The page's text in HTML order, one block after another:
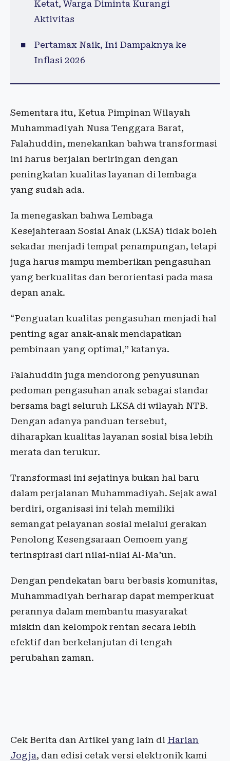
Ketat, Warga Diminta Kurangi
Aktivitas
Pertamax Naik, Ini Dampaknya ke
Inflasi 2026
Sementara itu, Ketua Pimpinan Wilayah
Muhammadiyah Nusa Tenggara Barat,
Falahuddin, menekankan bahwa transformasi
ini harus berjalan beriringan dengan
peningkatan kualitas layanan di lembaga
yang sudah ada.
Ia menegaskan bahwa Lembaga
Kesejahteraan Sosial Anak (LKSA) tidak boleh
sekadar menjadi tempat penampungan, tetapi
juga harus mampu memberikan pengasuhan
yang berkualitas dan berorientasi pada masa
depan anak.
“Penguatan kualitas pengasuhan menjadi hal
penting agar anak-anak mendapatkan
pembinaan yang optimal,” katanya.
Falahuddin juga mendorong penyusunan
pedoman pengasuhan anak sebagai standar
bersama bagi seluruh LKSA di wilayah NTB.
Dengan adanya panduan tersebut,
diharapkan kualitas layanan sosial bisa lebih
merata dan terukur.
Transformasi ini sejatinya bukan hal baru
dalam perjalanan Muhammadiyah. Sejak awal
berdiri, organisasi ini telah memiliki
semangat pelayanan sosial melalui gerakan
Penolong Kesengsaraan Oemoem yang
terinspirasi dari nilai-nilai Al-Ma’un.
Dengan pendekatan baru berbasis komunitas,
Muhammadiyah berharap dapat memperkuat
perannya dalam membantu masyarakat
miskin dan kelompok rentan secara lebih
efektif dan berkelanjutan di tengah
perubahan zaman.
Cek Berita dan Artikel yang lain di Harian
Jogja, dan edisi cetak versi elektronik kami